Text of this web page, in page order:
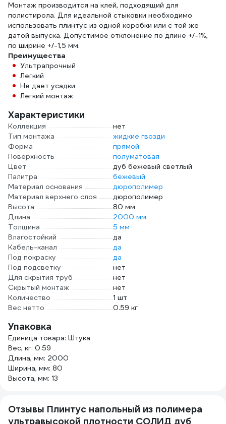
Монтаж производится на клей, подходящий для
полистирола. Для идеальной стыковки необходимо
использовать плинтус из одной коробки или с той же
датой выпуска. Допустимое отклонение по длине +/-1%,
по ширине +/-1,5 мм.
Преимущества
Ультрапрочный
Легкий
Не дает усадки
Легкий монтаж
Характеристики
Коллекция
нет
Тип монтажа
жидкие гвозди
Форма
прямой
Поверхность
полуматовая
Цвет
дуб бежевый светлый
Палитра
бежевый
Материал основания
дюрополимер
Материал верхнего слоя
дюрополимер
Высота
80 мм
Длина
2000 мм
Толщина
5 мм
Влагостойкий
да
Кабель-канал
да
Под покраску
да
Под подсветку
нет
Для скрытия труб
нет
Скрытый монтаж
нет
Количество
1 шт
Вес нетто
0.59 кг
Упаковка
Единица товара: Штука
Вес, кг: 0.59
Длина, мм: 2000
Ширина, мм: 80
Высота, мм: 13
Отзывы Плинтус напольный из полимера
ультравысокой плотности СОЛИД дуб